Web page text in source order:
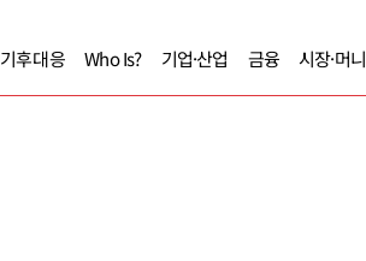
기후대응 Who Is? 기업·산업 금융 시장·머니